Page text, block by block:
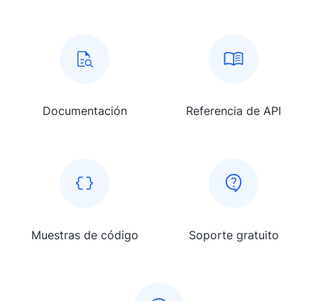
Documentación Referencia de API
Muestras de código Soporte gratuito